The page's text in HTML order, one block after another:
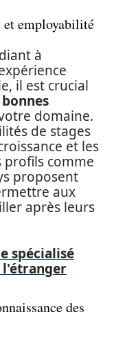
et employabilité
à
il est crucial
bonnes
domaine.
de stages
et les
comme
proposent
aux
après leurs
spécialisé
l'étranger
des